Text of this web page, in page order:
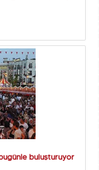
buluşturuyor